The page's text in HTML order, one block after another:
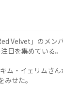
Velvet」のメン
目を集めている。
ム・イェリムさ
せた。